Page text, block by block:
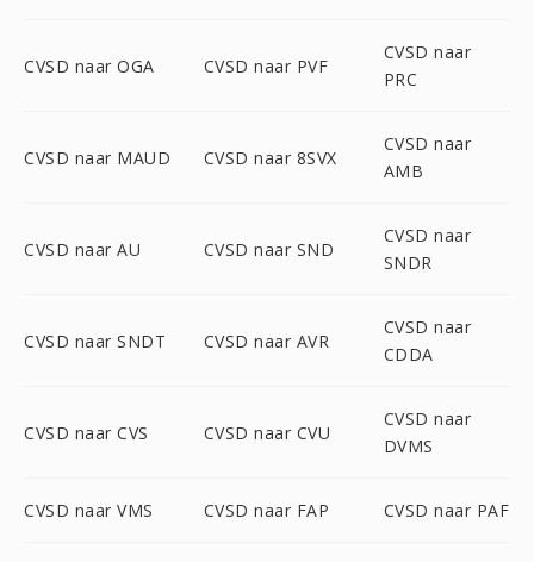
CVSD naar OGA CVSD naar PVF
CVSD naar
PRC
CVSD naar MAUD CVSD naar 8SVX
CVSD naar
AMB
CVSD naar AU CVSD naar SND
CVSD naar
SNDR
CVSD naar SNDT CVSD naar AVR
CVSD naar
CDDA
CVSD naar CVS CVSD naar CVU
CVSD naar
DVMS
CVSD naar VMS CVSD naar FAP CVSD naar PAF